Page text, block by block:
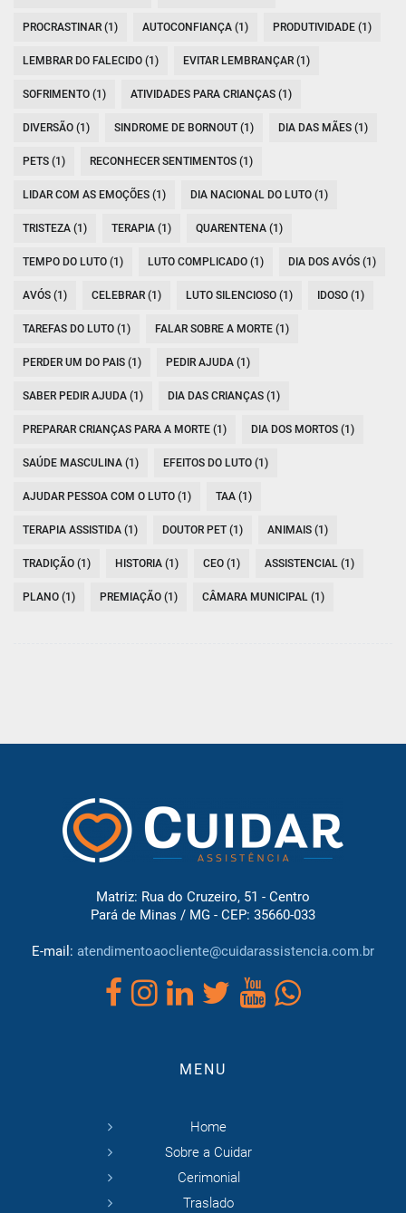
PROCRASTINAR (1) AUTOCONFIANÇA (1) PRODUTIVIDADE (1)
LEMBRAR DO FALECIDO (1) EVITAR LEMBRANÇAR (1)
SOFRIMENTO (1) ATIVIDADES PARA CRIANÇAS (1)
DIVERSÃO (1) SINDROME DE BORNOUT (1) DIA DAS MÃES (1)
PETS (1) RECONHECER SENTIMENTOS (1)
LIDAR COM AS EMOÇÕES (1) DIA NACIONAL DO LUTO (1)
TRISTEZA (1) TERAPIA (1) QUARENTENA (1)
TEMPO DO LUTO (1) LUTO COMPLICADO (1) DIA DOS AVÓS (1)
AVÓS (1) CELEBRAR (1) LUTO SILENCIOSO (1) IDOSO (1)
TAREFAS DO LUTO (1) FALAR SOBRE A MORTE (1)
PERDER UM DO PAIS (1) PEDIR AJUDA (1)
SABER PEDIR AJUDA (1) DIA DAS CRIANÇAS (1)
PREPARAR CRIANÇAS PARA A MORTE (1) DIA DOS MORTOS (1)
SAÚDE MASCULINA (1) EFEITOS DO LUTO (1)
AJUDAR PESSOA COM O LUTO (1) TAA (1)
TERAPIA ASSISTIDA (1) DOUTOR PET (1) ANIMAIS (1)
TRADIÇÃO (1) HISTORIA (1) CEO (1) ASSISTENCIAL (1)
PLANO (1) PREMIAÇÃO (1) CÂMARA MUNICIPAL (1)
Matriz: Rua do Cruzeiro, 51 - Centro
Pará de Minas / MG - CEP: 35660-033
E-mail: atendimentoaocliente@cuidarassistencia.com.br
MENU
Home
Sobre a Cuidar
Cerimonial
Traslado